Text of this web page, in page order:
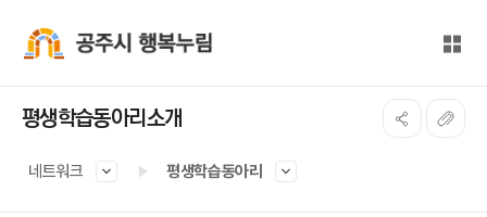
전체
평생학습동아리소개
네트워크 평생학습동아리